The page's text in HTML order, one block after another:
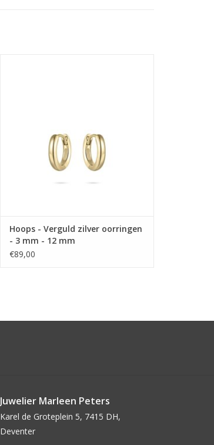
Hoops - Verguld zilver oorringen
- 3 mm - 12 mm
€89,00
Juwelier Marleen Peters
Karel de Groteplein 5, 7415 DH,
Deventer